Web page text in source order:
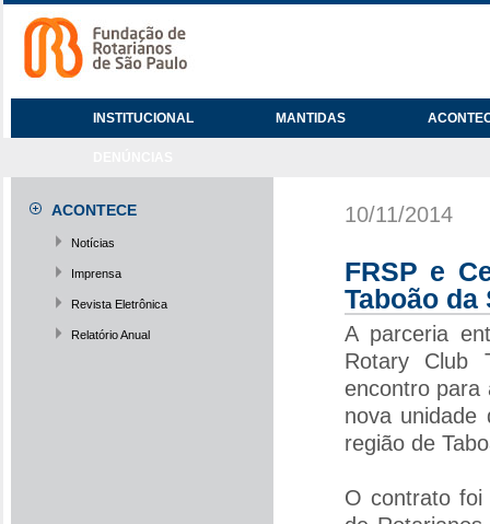
INSTITUCIONAL MANTIDAS
ACONTECE
Notícias
Imprensa
Revista Eletrônica
Relatório Anual
10/11/2014
FRSP e
Taboão
A parceria
Rotary Club
encontro para
nova unidade
região de
O contrato foi